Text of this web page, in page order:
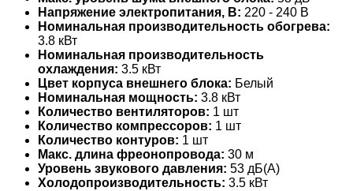
Напряжение электропитания, В: 220 - 240 В
Номинальная производительность обогрева:
3.8 кВт
Номинальная производительность
охлаждения: 3.5 кВт
Цвет корпуса внешнего блока: Белый
Номинальная мощность: 3.8 кВт
Количество вентиляторов: 1 шт
Количество компрессоров: 1 шт
Количество контуров: 1 шт
Макс. длина фреонопровода: 30 м
Уровень звукового давления: 53 дБ(А)
Холодопроизводительность: 3.5 кВт